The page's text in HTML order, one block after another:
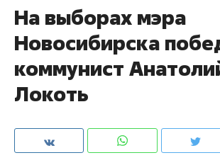
На выборах мэра
Новосибирска
коммунист
Локоть